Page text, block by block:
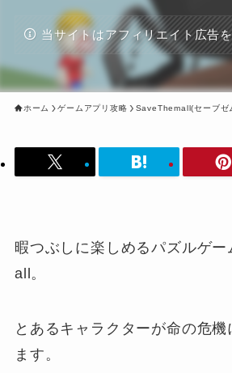
当サイトはアフィリエイト広告
ホーム ゲームアプリ攻略 SaveThemall(セーブゼ
暇つぶしに楽しめるパズルゲ
all。
とあるキャラクターが命の危
ます。